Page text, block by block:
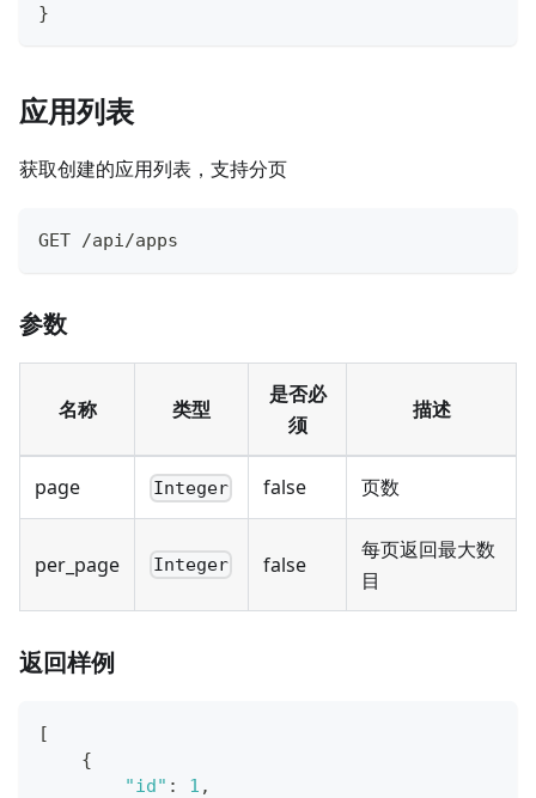
}
应用列表
获取创建的应用列表，支持分页
GET /api/apps
参数
名称 类型
是否必
须
描述
page Integer false 页数
per_page Integer false
每页返回最大数
目
返回样例
[
{
"id" : 1 ,